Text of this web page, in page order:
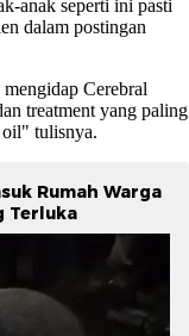
anak seperti ini pasti
dalam postingan
Cerebral
treatment yang paling
tulisnya.
Rumah Warga
Terluka